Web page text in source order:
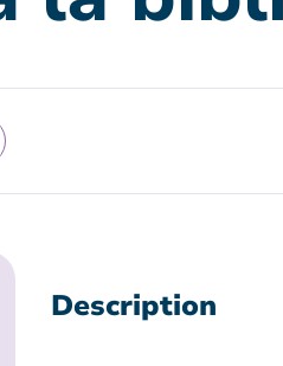
Description